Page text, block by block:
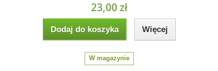
23,00 zł
Dodaj do koszyka Więcej
W magazynie